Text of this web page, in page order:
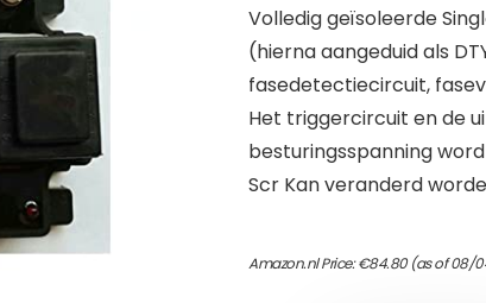
Volledig geïsoleerde
(hierna aangeduid als
fasedetectiecircuit,
Het triggercircuit en de
besturingsspanning
Scr Kan veranderd
Amazon.nl Price:€84.80(as of 08/